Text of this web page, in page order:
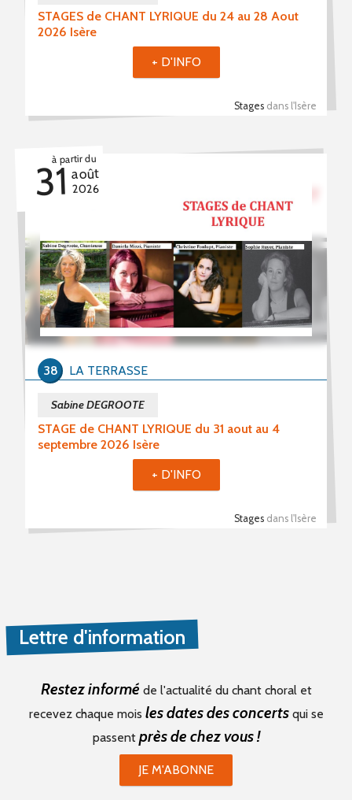
STAGES de CHANT LYRIQUE du 24 au 28 Aout
2026 Isère
Stages dans l'Isère
+ D'INFO
à partir du
31 août
2026
STAGE de CHANT LYRIQUE du 31 aout au 4
septembre 2026 Isère
Sabine DEGROOTE
Stages dans l'Isère
LA TERRASSE
38
+ D'INFO
Lettre d'information
Restez informé de l'actualité du chant choral et
recevez chaque mois les dates des concertsqui se
passent près de chez vous !
JE M'ABONNE